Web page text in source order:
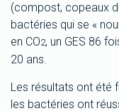
(compost, copeaux
bactéries qui se «
en CO2, un GES 86
20 ans.
Les résultats ont été
les bactéries ont